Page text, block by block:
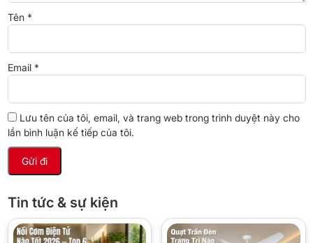
7708B
MWP-
20L
Dung
tích
20L 20L 20L
Brand
Điều
khiển
Điện tử
Tên *
Email *
Lưu tên của tôi, email, và trang web trong trình duyệt này cho
lần bình luận kế tiếp của tôi.
Tin tức & sự kiện